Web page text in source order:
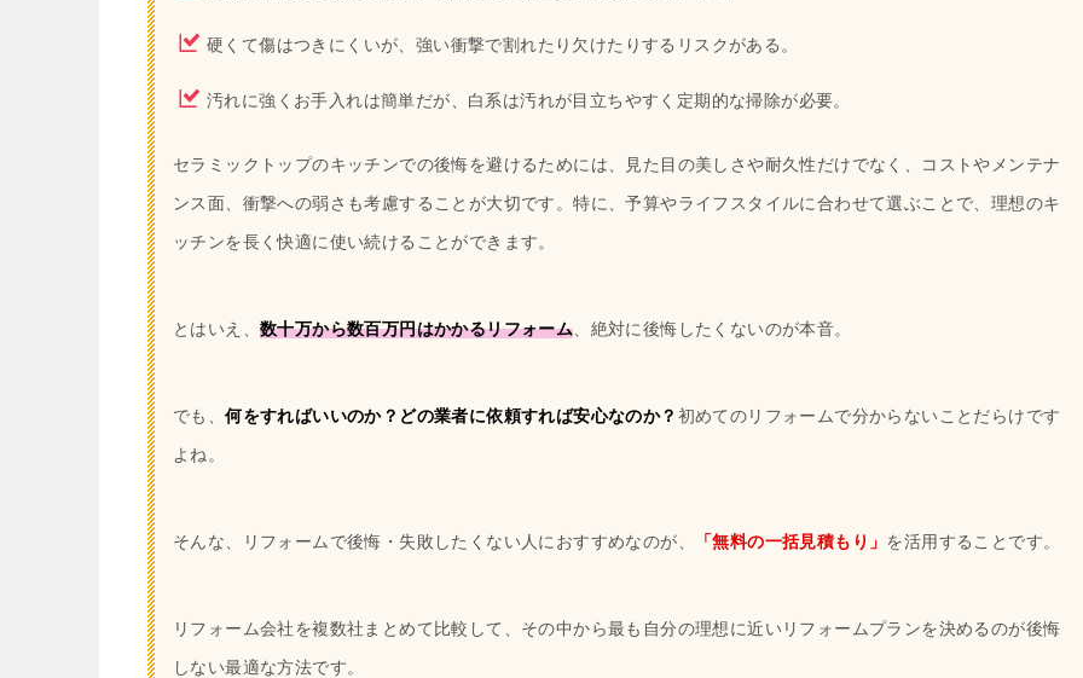
硬くて傷はつきにくいが、強い衝撃で割れたり欠けたりするリスクがある。
汚れに強くお手入れは簡単だが、白系は汚れが目立ちやすく定期的な掃除が必要。
セラミックトップのキッチンでの後悔を避けるためには、見た目の美しさや耐久性だけでなく、コストやメンテナ
ンス面、衝撃への弱さも考慮することが大切です。特に、予算やライフスタイルに合わせて選ぶことで、理想のキ
ッチンを長く快適に使い続けることができます。
とはいえ、 数十万から数百万円はかかるリフォーム 、絶対に後悔したくないのが本音。
でも、何をすればいいのか？どの業者に依頼すれば安心なのか？ 初めてのリフォームで分からないことだらけです
よね。
そんな、リフォームで後悔・失敗したくない人におすすめなのが、 「無料の一括見積もり」 を活用することです。
リフォーム会社を複数社まとめて比較して、その中から最も自分の理想に近いリフォームプランを決めるのが後悔
しない最適な方法です。